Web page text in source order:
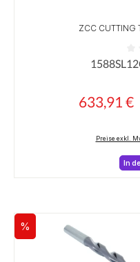
ZCC CUTTING
Durchschnittliche
Verkaufspreis:
633,91 €
Preise exkl.
In
Rabatt
%